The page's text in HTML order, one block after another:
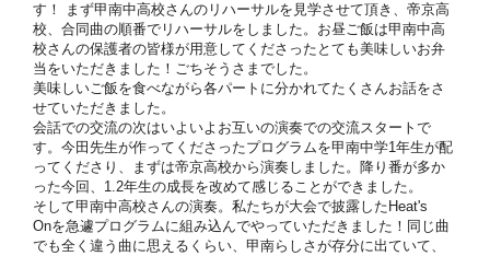
す！ まず甲南中高校さんのリハーサルを見学させて頂き、帝京高
校、合同曲の順番でリハーサルをしました。お昼ご飯は甲南中高
校さんの保護者の皆様が用意してくださったとても美味しいお弁
当をいただきました！ごちそうさまでした。
美味しいご飯を食べながら各パートに分かれてたくさんお話をさ
せていただきました。
会話での交流の次はいよいよお互いの演奏での交流スタートで
す。今田先生が作ってくださったプログラムを甲南中学1年生が配
ってくださり、まずは帝京高校から演奏しました。降り番が多か
った今回、1.2年生の成長を改めて感じることができました。
そして甲南中高校さんの演奏。私たちが大会で披露したHeat's
Onを急遽プログラムに組み込んでやっていただきました！同じ曲
でも全く違う曲に思えるくらい、甲南らしさが存分に出ていて、